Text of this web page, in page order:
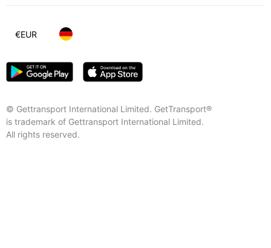
© Gettransport International Limited. GetTransport®
is trademark of Gettransport International Limited.
All rights reserved.
€EUR